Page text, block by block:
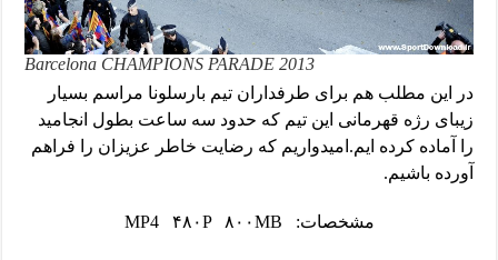
2013 Barcelona CHAMPIONS PARADE
در این مطلب هم برای طرفداران تیم بارسلونا مراسم بسیار
زیبای رژه قهرمانی این تیم که حدود سه ساعت بطول انجامید
را آماده کرده ایم.امیدواریم که رضایت خاطر عزیزان را فراهم
آورده باشیم.
مشخصات: MP4 ۴۸۰P ۸۰۰MB